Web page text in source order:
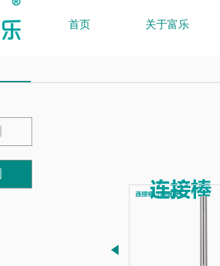
首页 关于富乐